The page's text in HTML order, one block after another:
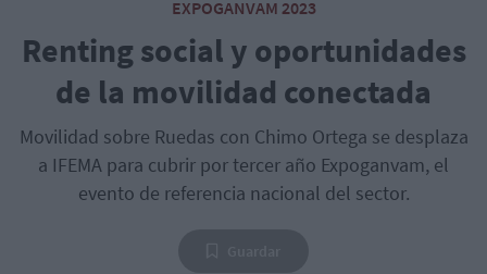
EXPOGANVAM 2023
Renting social y oportunidades
de la movilidad conectada
Movilidad sobre Ruedas con Chimo Ortega se desplaza
a IFEMA para cubrir por tercer año Expoganvam, el
evento de referencia nacional del sector.